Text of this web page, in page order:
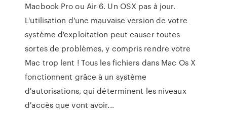
Macbook Pro ou Air 6. Un OSX pas à jour.
L'utilisation d'une mauvaise version de votre
système d'exploitation peut causer toutes
sortes de problèmes, y compris rendre votre
Mac trop lent ! Tous les fichiers dans Mac Os X
fonctionnent grâce à un système
d'autorisations, qui déterminent les niveaux
d'accès que vont avoir...